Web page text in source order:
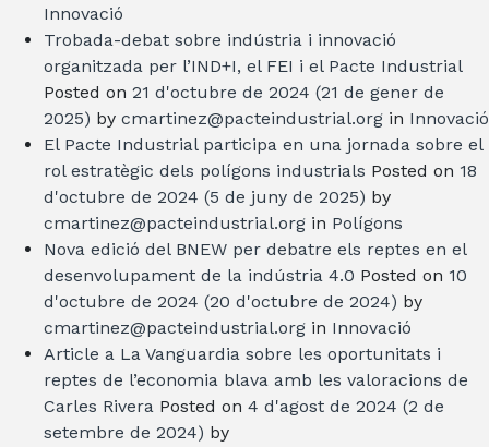
Innovació
Trobada-debat sobre indústria i innovació
organitzada per l’IND+I, el FEI i el Pacte Industrial
Posted on 21 d'octubre de 2024 (21 de gener de
2025) by cmartinez@pacteindustrial.org in Innovació
El Pacte Industrial participa en una jornada sobre el
rol estratègic dels polígons industrials Posted on 18
d'octubre de 2024 (5 de juny de 2025) by
cmartinez@pacteindustrial.org in Polígons
Nova edició del BNEW per debatre els reptes en el
desenvolupament de la indústria 4.0 Posted on 10
d'octubre de 2024 (20 d'octubre de 2024) by
cmartinez@pacteindustrial.org in Innovació
Article a La Vanguardia sobre les oportunitats i
reptes de l’economia blava amb les valoracions de
Carles Rivera Posted on 4 d'agost de 2024 (2 de
setembre de 2024) by